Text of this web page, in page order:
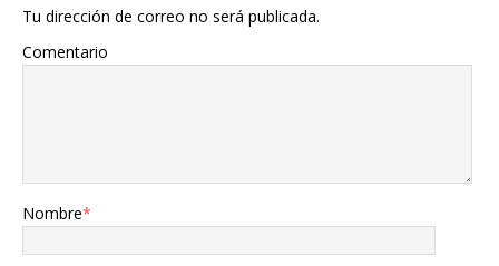
Tu dirección de correo no será publicada.
Comentario
Nombre*